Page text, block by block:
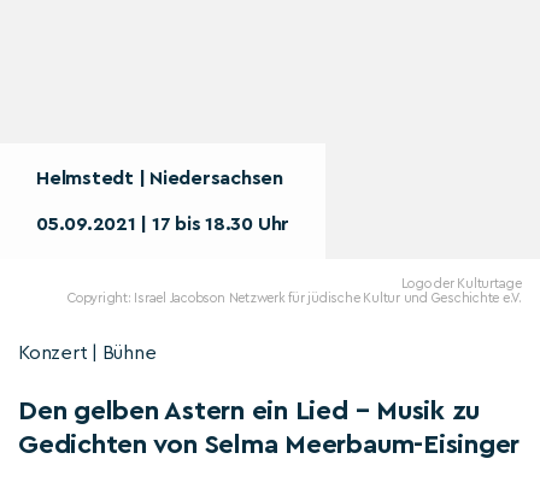
Helmstedt | Niedersachsen
05.09.2021 | 17 bis 18.30 Uhr
Logo der Kulturtage
Copyright: Israel Jacobson Netzwerk für jüdische Kultur und Geschichte e.V.
Konzert | Bühne
Den gelben Astern ein Lied – Musik zu
Gedichten von Selma Meerbaum-Eisinger